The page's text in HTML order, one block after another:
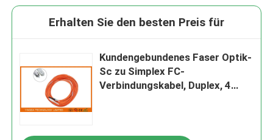
Erhalten Sie den besten Preis für
Kundengebundenes Faser Optik-
Sc zu Simplex FC-
Verbindungskabel, Duplex, 4